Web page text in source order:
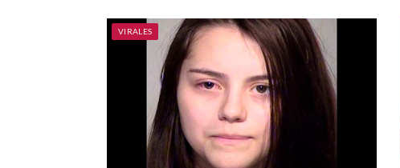
VIRALES